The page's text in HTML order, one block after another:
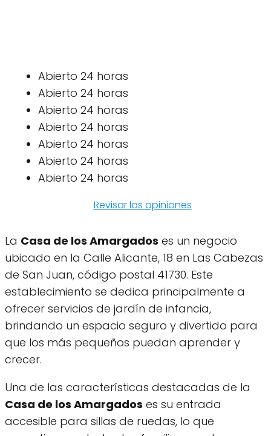
Abierto 24 horas
Abierto 24 horas
Abierto 24 horas
Abierto 24 horas
Abierto 24 horas
Abierto 24 horas
Abierto 24 horas
Revisar las opiniones
La Casa de los Amargados es un negocio
ubicado en la Calle Alicante, 18 en Las Cabezas
de San Juan, código postal 41730. Este
establecimiento se dedica principalmente a
ofrecer servicios de jardín de infancia,
brindando un espacio seguro y divertido para
que los más pequeños puedan aprender y
crecer.
Una de las características destacadas de la
Casa de los Amargados es su entrada
accesible para sillas de ruedas, lo que